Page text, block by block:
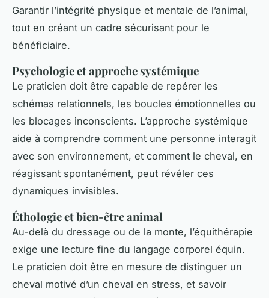
Garantir l’intégrité physique et mentale de l’animal,
tout en créant un cadre sécurisant pour le
bénéficiaire.
Psychologie et approche systémique
Le praticien doit être capable de repérer les
schémas relationnels, les boucles émotionnelles ou
les blocages inconscients. L’approche systémique
aide à comprendre comment une personne interagit
avec son environnement, et comment le cheval, en
réagissant spontanément, peut révéler ces
dynamiques invisibles.
Éthologie et bien-être animal
Au-delà du dressage ou de la monte, l’équithérapie
exige une lecture fine du langage corporel équin.
Le praticien doit être en mesure de distinguer un
cheval motivé d’un cheval en stress, et savoir